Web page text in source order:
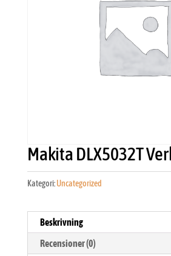
Makita DLX5032T
Kategori:Uncategorized
Beskrivning
Recensioner (0)